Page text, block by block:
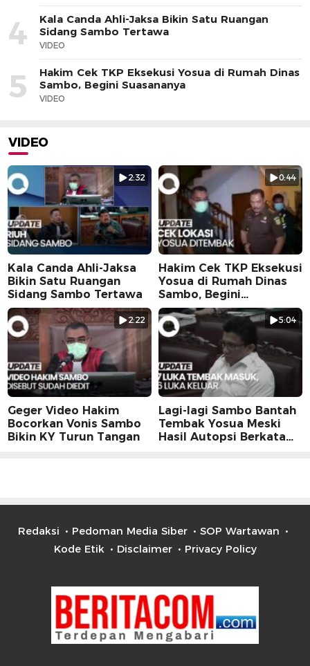
4
Kala Canda Ahli-Jaksa Bikin Satu Ruangan
Sidang Sambo Tertawa
VIDEO
5
Hakim Cek TKP Eksekusi Yosua di Rumah Dinas
Sambo, Begini Suasananya
VIDEO
VIDEO
2:32
Kala Canda Ahli-Jaksa
Bikin Satu Ruangan
Sidang Sambo Tertawa
0:44
Hakim Cek TKP Eksekusi
Yosua di Rumah Dinas
Sambo, Begini
Suasananya
2:22
Geger Video Hakim
Bocorkan Vonis Sambo
Bikin KY Turun Tangan
5:04
Lagi-lagi Sambo Bantah
Tembak Yosua Meski
Hasil Autopsi Berkata
Redaksi Pedoman Media Siber
SOP Wartawan
Kode Etik
Disclaimer Privacy Policy